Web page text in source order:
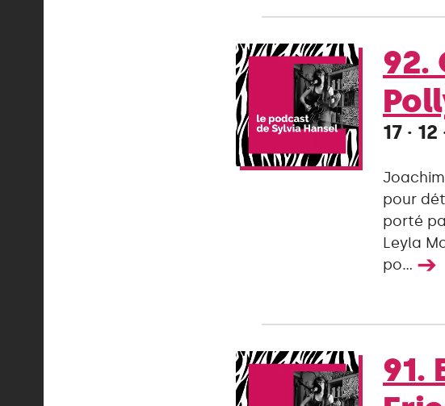
92.
17 ·
pour
porté
Leyla
po... ➔
91.